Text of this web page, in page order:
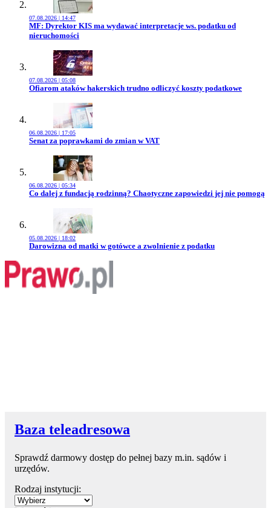
07.08.2026 | 14:47
Przejdź do artykułu:
MF: Dyrektor KIS ma wydawać interpretacje ws. podatku od
nieruchomości
07.08.2026 | 05:08
Przejdź do artykułu:
Ofiarom ataków hakerskich trudno odliczyć koszty podatkowe
06.08.2026 | 17:05
Przejdź do artykułu:
Senat za poprawkami do zmian w VAT
06.08.2026 | 05:34
Przejdź do artykułu:
Co dalej z fundacją rodzinną? Chaotyczne zapowiedzi jej nie pomogą
05.08.2026 | 18:02
Przejdź do artykułu:
Darowizna od matki w gotówce a zwolnienie z podatku
Baza teleadresowa
Sprawdź darmowy dostęp do pełnej bazy m.in. sądów i
urzędów.
Rodzaj instytucji: